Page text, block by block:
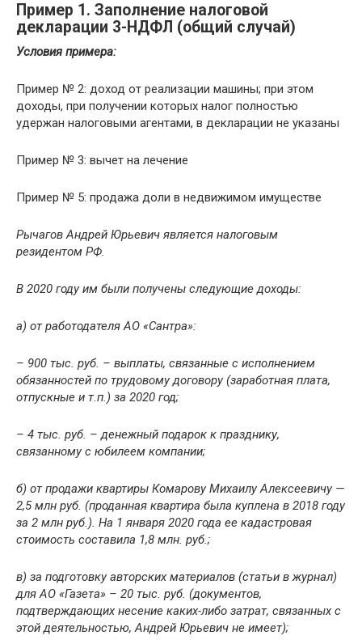
Пример 1. Заполнение налоговой
декларации 3-НДФЛ (общий случай)
Условия примера:
Пример № 2: доход от реализации машины; при этом
доходы, при получении которых налог полностью
удержан налоговыми агентами, в декларации не указаны
Пример № 3: вычет на лечение
Пример № 5: продажа доли в недвижимом имуществе
Рычагов Андрей Юрьевич является налоговым
резидентом РФ.
В 2020 году им были получены следующие доходы:
а) от работодателя АО «Сантра»:
– 900 тыс. руб. – выплаты, связанные с исполнением
обязанностей по трудовому договору (заработная плата,
отпускные и т.п.) за 2020 год;
– 4 тыс. руб. – денежный подарок к празднику,
связанному с юбилеем компании;
б) от продажи квартиры Комарову Михаилу Алексеевичу —
2,5 млн руб. (проданная квартира была куплена в 2018 году
за 2 млн руб.). На 1 января 2020 года ее кадастровая
стоимость составила 1,8 млн. руб.;
в) за подготовку авторских материалов (статьи в журнал)
для АО «Газета» – 20 тыс. руб. (документов,
подтверждающих несение каких-либо затрат, связанных с
этой деятельностью, Андрей Юрьевич не имеет);